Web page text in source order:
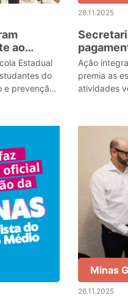
ao
Estadual
do
e prevenção
28.11.2025
Ação
premia as
atividades
Minas
26.11.2025